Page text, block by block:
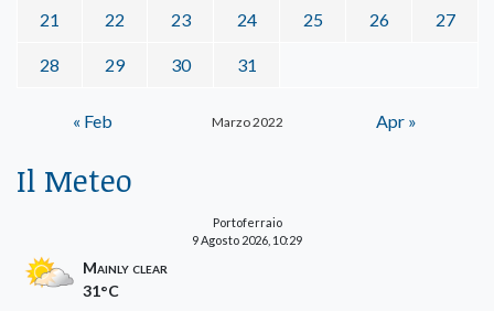
Marzo 2022
21 22 23 24 25 26 27
28 29 30 31
« Feb Apr »
Il Meteo
Portoferraio
9 Agosto 2026, 10:29
Mainly clear
31°C